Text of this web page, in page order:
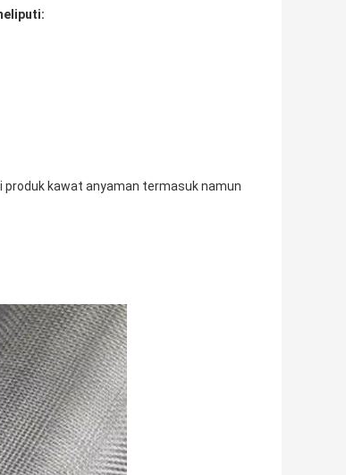
kawat anyaman termasuk namun